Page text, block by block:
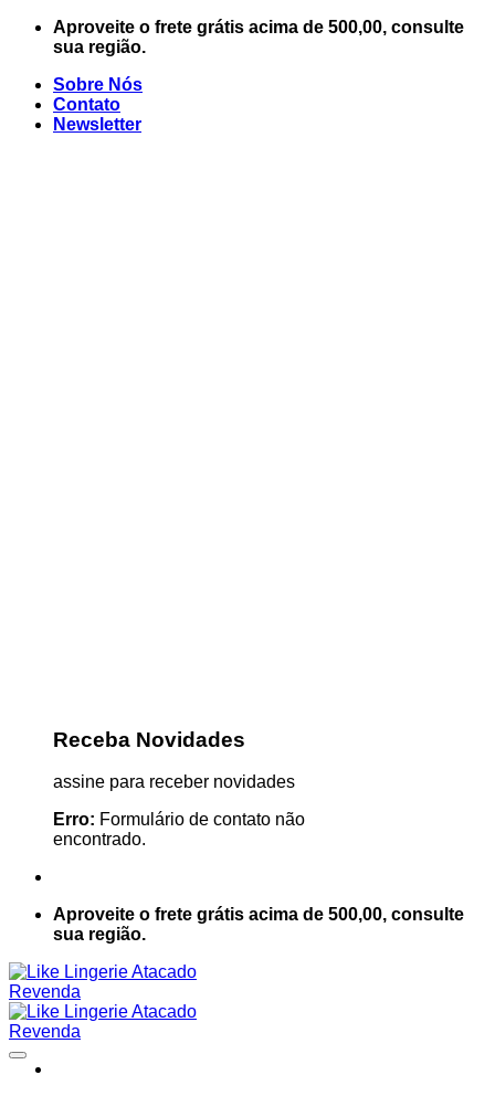
Skip
Aproveite o frete grátis acima de 500,00, consulte
sua região.
Sobre Nós
Contato
Newsletter
Receba Novidades
assine para receber novidades
Erro: Formulário de contato não
encontrado.
Aproveite o frete grátis acima de 500,00, consulte
sua região.